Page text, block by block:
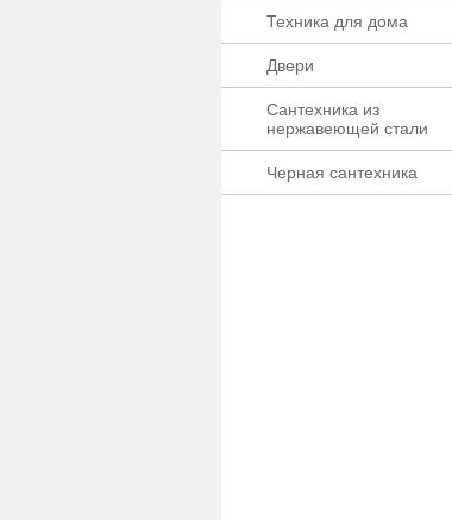
Техника для дома
Двери
Сантехника из
нержавеющей стали
Черная сантехника